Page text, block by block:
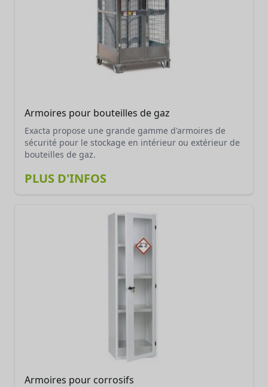
Armoires pour bouteilles de gaz
Exacta propose une grande gamme d'armoires de
sécurité pour le stockage en intérieur ou extérieur de
bouteilles de gaz.
PLUS D'INFOS
Armoires pour corrosifs